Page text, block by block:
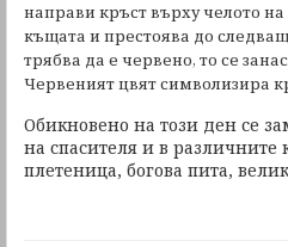
направи кръст върху челото
къщата и престоява до
трябва да е червено, то се
Червеният цвят символизира
Обикновено на този ден се
на спасителя и в
плетеница, богова пита,